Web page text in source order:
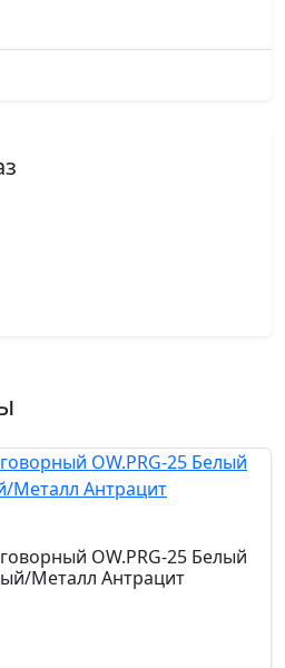
OW.PRG-25 Белый
Металл Антрацит